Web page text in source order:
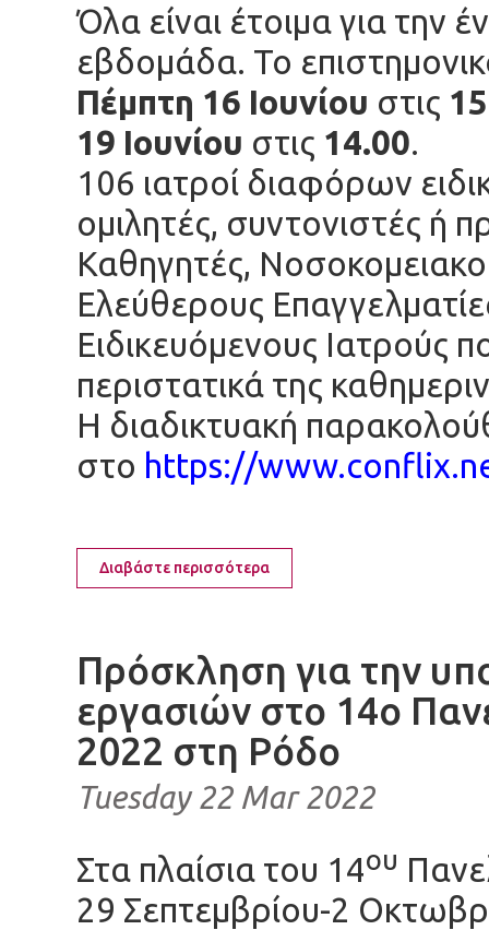
Όλα είναι έτοιμα για την
εβδομάδα. Το
Πέμπτη 16 Ιουνίου στις
19 Ιουνίου στις 14.00.
106 ιατροί διαφόρων
ομιλητές, συντονιστές ή
Καθηγητές,
Ελεύθερους
Ειδικευόμενους Ιατρούς
περιστατικά της
Η διαδικτυακή
στο https://
Διαβάστε περισσότερα
Πρόσκληση για την
εργασιών στο 14ο
2022 στη Ρόδο
Tuesday 22 Mar 2022
Στα πλαίσια του 14ου
29 Σεπτεμβρίου-2